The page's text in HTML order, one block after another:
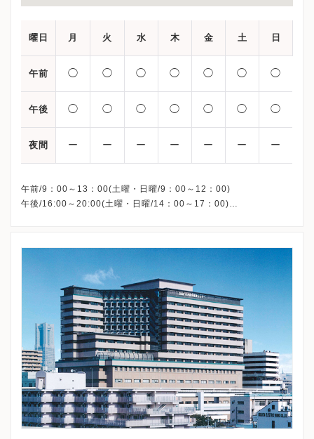
曜日 月 火 水 木 金 土 日
午前 ◯ ◯ ◯ ◯ ◯ ◯ ◯
午後 ◯ ◯ ◯ ◯ ◯ ◯ ◯
夜間 ー ー ー ー ー ー ー
午前/9：00～13：00(土曜・日曜/9：00～12：00)
午後/16:00～20:00(土曜・日曜/14：00～17：00)